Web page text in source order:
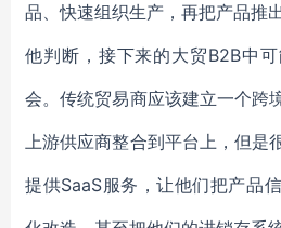
品、快速组织生产，再把产品推
他判断，接下来的大贸B2B中
会。传统贸易商应该建立一个跨
上游供应商整合到平台上，但是
提供SaaS服务，让他们把产品